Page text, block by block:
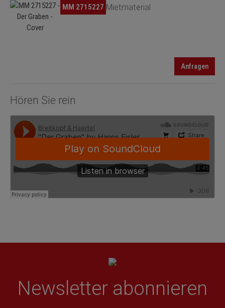
Bildergalerie überspringenMM 2715227 Mietmaterial
Anfragen
Hören Sie rein
Newsletter abonnieren